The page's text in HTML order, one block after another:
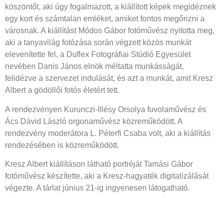
köszöntőt, aki úgy fogalmazott, a kiállított képek megidéznek
egy kort és számtalan emléket, amiket fontos megőrizni a
városnak. A kiállítást Módos Gábor fotóművész nyitotta meg,
aki a tanyavilág fotózása során végzett közös munkát
elevenítette fel, a Duflex Fotográfiai Stúdió Egyesület
nevében Danis János elnök méltatta munkásságát,
felidézve a szervezet indulását, és azt a munkát, amit Kresz
Albert a gödöllői fotós életért tett.
A rendezvényen Kurunczi-Illésy Orsolya fuvolaművész és
Ács Dávid László orgonaművész közreműködött. A
rendezvény moderátora L. Péterfi Csaba volt, aki a kiállítás
rendezésében is közreműködött.
Kresz Albert kiállításon látható portréját Tamási Gábor
fotóművész készítette, aki a Kresz-hagyaték digitalizálását
végezte. A tárlat június 21-ig ingyenesen látogatható.